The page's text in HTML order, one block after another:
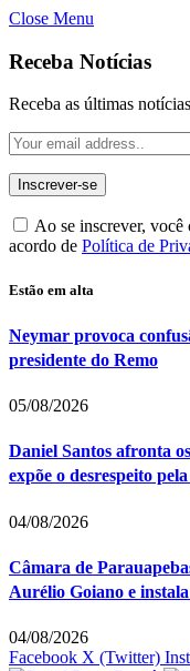
Close Menu
Receba Notícias
Receba as últimas
Ao se inscrever, você
acordo de Política de
Estão em alta
Neymar provoca
presidente do Remo
05/08/2026
Daniel Santos afronta
expõe o desrespeito
04/08/2026
Câmara de
Aurélio Goiano e
04/08/2026
Facebook X (Twitter)